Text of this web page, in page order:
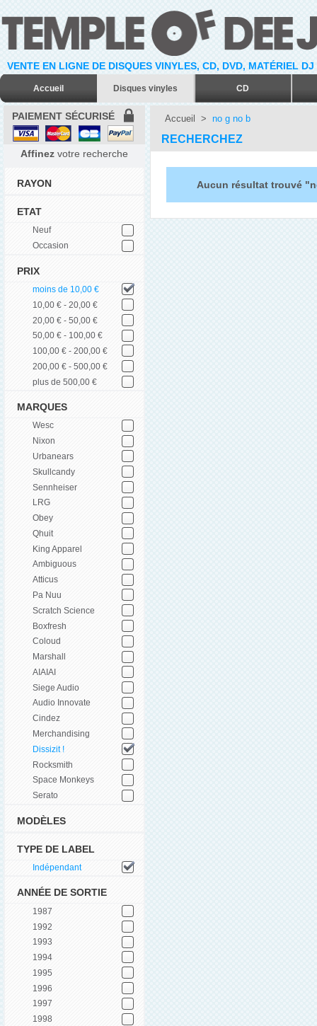
VENTE EN LIGNE DE DISQUES VINYLES, CD, DVD, MATÉRIEL
Accueil Disques vinyles CD
PAIEMENT SÉCURISÉ
Affinez votre recherche
RAYON
ETAT
Neuf
Occasion
PRIX
moins de 10,00 €
10,00 € - 20,00 €
20,00 € - 50,00 €
50,00 € - 100,00 €
100,00 € - 200,00 €
200,00 € - 500,00 €
plus de 500,00 €
MARQUES
Wesc
Nixon
Urbanears
Skullcandy
Sennheiser
LRG
Obey
Qhuit
King Apparel
Ambiguous
Atticus
Pa Nuu
Scratch Science
Boxfresh
Coloud
Marshall
AIAIAI
Siege Audio
Audio Innovate
Cindez
Merchandising
Dissizit !
Rocksmith
Space Monkeys
Serato
MODÈLES
TYPE DE LABEL
Indépendant
ANNÉE DE SORTIE
1987
1992
1993
1994
1995
1996
1997
1998
Accueil > no g no b
RECHERCHEZ
Aucun résultat trouvé